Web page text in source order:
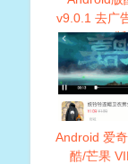
v9.0.1 去广
版
Android 爱
酷/芒果